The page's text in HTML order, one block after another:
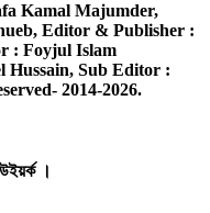
Kamal Majumder,
Editor & Publisher :
: Foyjul Islam
Hussain, Sub Editor :
2014-2026.
।